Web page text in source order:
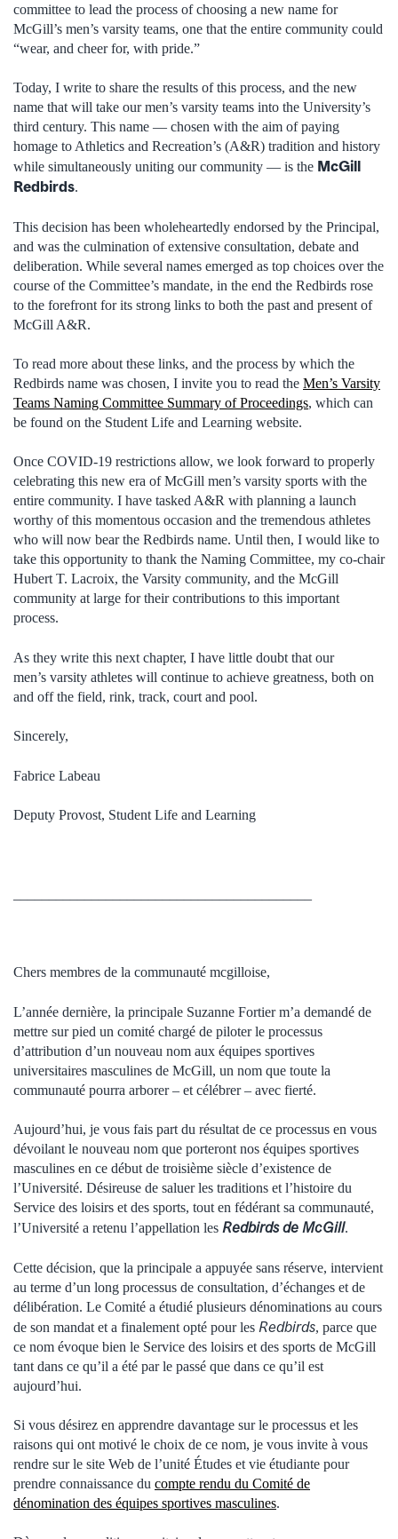
committee to lead the process of choosing a new name for
McGill’s men’s varsity teams, one that the entire community could
“wear, and cheer for, with pride.”
Today, I write to share the results of this process, and the new
name that will take our men’s varsity teams into the University’s
third century. This name — chosen with the aim of paying
homage to Athletics and Recreation’s (A&R) tradition and history
while simultaneously uniting our community — is the McGill
Redbirds.
This decision has been wholeheartedly endorsed by the Principal,
and was the culmination of extensive consultation, debate and
deliberation. While several names emerged as top choices over the
course of the Committee’s mandate, in the end the Redbirds rose
to the forefront for its strong links to both the past and present of
McGill A&R.
To read more about these links, and the process by which the
Redbirds name was chosen, I invite you to read the Men’s Varsity
Teams Naming Committee Summary of Proceedings, which can
be found on the Student Life and Learning website.
Once COVID-19 restrictions allow, we look forward to properly
celebrating this new era of McGill men’s varsity sports with the
entire community. I have tasked A&R with planning a launch
worthy of this momentous occasion and the tremendous athletes
who will now bear the Redbirds name. Until then, I would like to
take this opportunity to thank the Naming Committee, my co-chair
Hubert T. Lacroix, the Varsity community, and the McGill
community at large for their contributions to this important
process.
As they write this next chapter, I have little doubt that our
men’s varsity athletes will continue to achieve greatness, both on
and off the field, rink, track, court and pool.
Sincerely,
Fabrice Labeau
Deputy Provost, Student Life and Learning
Chers membres de la communauté mcgilloise,
L’année dernière, la principale Suzanne Fortier m’a demandé de
mettre sur pied un comité chargé de piloter le processus
d’attribution d’un nouveau nom aux équipes sportives
universitaires masculines de McGill, un nom que toute la
communauté pourra arborer – et célébrer – avec fierté.
Aujourd’hui, je vous fais part du résultat de ce processus en vous
dévoilant le nouveau nom que porteront nos équipes sportives
masculines en ce début de troisième siècle d’existence de
l’Université. Désireuse de saluer les traditions et l’histoire du
Service des loisirs et des sports, tout en fédérant sa communauté,
l’Université a retenu l’appellation les Redbirds de McGill.
Cette décision, que la principale a appuyée sans réserve, intervient
au terme d’un long processus de consultation, d’échanges et de
délibération. Le Comité a étudié plusieurs dénominations au cours
de son mandat et a finalement opté pour les Redbirds, parce que
ce nom évoque bien le Service des loisirs et des sports de McGill
tant dans ce qu’il a été par le passé que dans ce qu’il est
aujourd’hui.
Si vous désirez en apprendre davantage sur le processus et les
raisons qui ont motivé le choix de ce nom, je vous invite à vous
rendre sur le site Web de l’unité Études et vie étudiante pour
prendre connaissance du compte rendu du Comité de
dénomination des équipes sportives masculines.